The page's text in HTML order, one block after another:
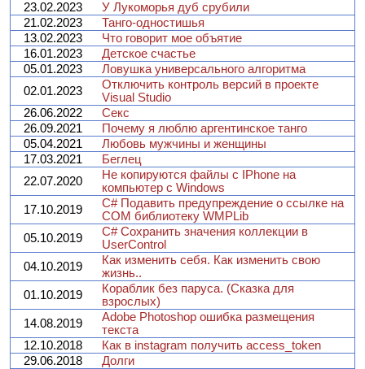
23.02.2023
У Лукоморья дуб срубили
21.02.2023
Танго-одностишья
13.02.2023
Что говорит мое объятие
16.01.2023
Детское счастье
05.01.2023
Ловушка универсального алгоритма
02.01.2023
Отключить контроль версий в проекте
Visual Studio
26.06.2022
Секс
26.09.2021
Почему я люблю аргентинское танго
05.04.2021
Любовь мужчины и женщины
17.03.2021
Беглец
22.07.2020
Не копируются файлы с IPhone на
компьютер с Windows
17.10.2019
C# Подавить предупреждение о ссылке на
COM библиотеку WMPLib
05.10.2019
C# Сохранить значения коллекции в
UserControl
04.10.2019
Как изменить себя. Как изменить свою
жизнь..
01.10.2019
Кораблик без паруса. (Сказка для
взрослых)
14.08.2019
Adobe Photoshop ошибка размещения
текста
12.10.2018
Как в instagram получить access_token
29.06.2018
Долги